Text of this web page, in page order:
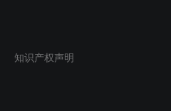
知识产权声明